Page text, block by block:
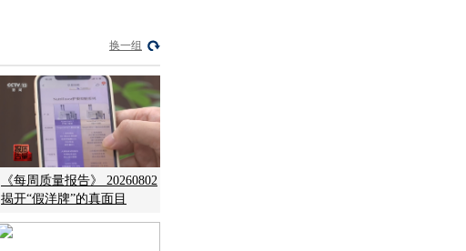
换一组
《每周质量报告》 20260802
揭开“假洋牌”的真面目